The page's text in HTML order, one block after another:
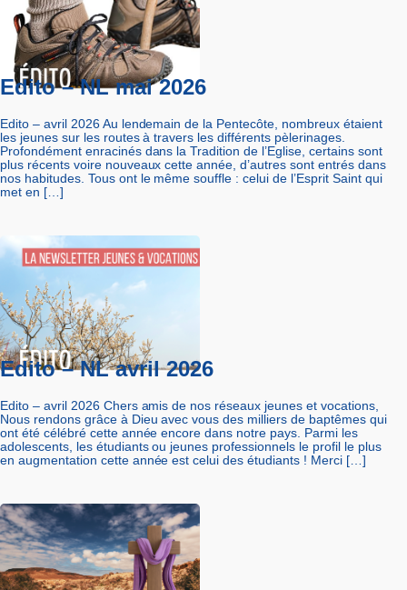
Edito – NL mai 2026
Edito – avril 2026 Au lendemain de la Pentecôte, nombreux étaient
les jeunes sur les routes à travers les différents pèlerinages.
Profondément enracinés dans la Tradition de l’Eglise, certains sont
plus récents voire nouveaux cette année, d’autres sont entrés dans
nos habitudes. Tous ont le même souffle : celui de l’Esprit Saint qui
met en […]
Edito – NL avril 2026
Edito – avril 2026 Chers amis de nos réseaux jeunes et vocations,
Nous rendons grâce à Dieu avec vous des milliers de baptêmes qui
ont été célébré cette année encore dans notre pays. Parmi les
adolescents, les étudiants ou jeunes professionnels le profil le plus
en augmentation cette année est celui des étudiants ! Merci […]